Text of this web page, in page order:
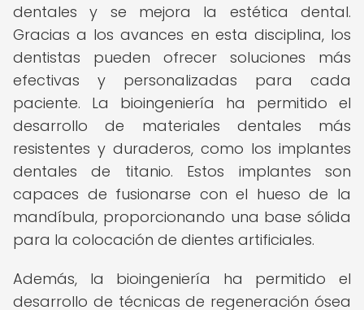
dentales y se mejora la estética dental.
Gracias a los avances en esta disciplina, los
dentistas pueden ofrecer soluciones más
efectivas y personalizadas para cada
paciente. La bioingeniería ha permitido el
desarrollo de materiales dentales más
resistentes y duraderos, como los implantes
dentales de titanio. Estos implantes son
capaces de fusionarse con el hueso de la
mandíbula, proporcionando una base sólida
para la colocación de dientes artificiales.
Además, la bioingeniería ha permitido el
desarrollo de técnicas de regeneración ósea